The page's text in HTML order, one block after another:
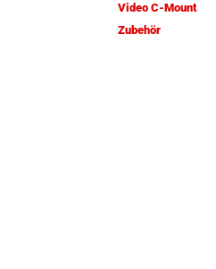
Video C-Mount
Zubehör